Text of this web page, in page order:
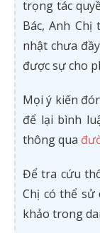
trọng tác
Bác, Anh
nhật chưa
được sự cho
Mọi ý kiến
để lại bình
thông qua
Để tra cứu
Chị có thể
khảo trong